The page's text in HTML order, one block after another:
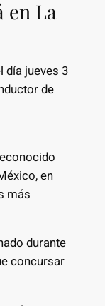
en La
día jueves 3
de
en
más
durante
concursar